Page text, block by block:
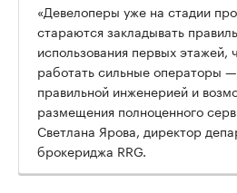
00:00
«Девелоперы уже на стадии
стараются закладывать
использования первых этажей,
работать сильные операторы
правильной инженерией и
размещения полноценного
Светлана Ярова, директор
брокериджа RRG.